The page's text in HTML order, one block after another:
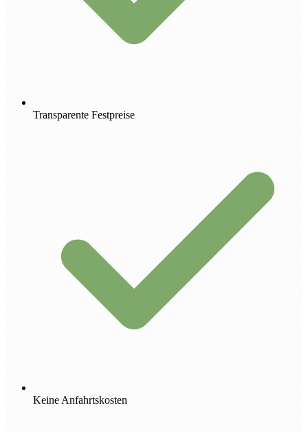
Transparente Festpreise
Keine Anfahrtskosten